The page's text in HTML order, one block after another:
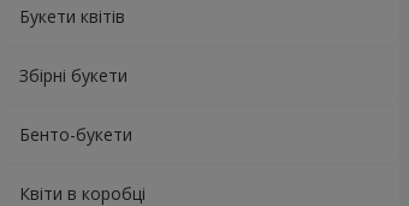
Букети квітів
Збірні букети
Бенто-букети
Квіти в коробці